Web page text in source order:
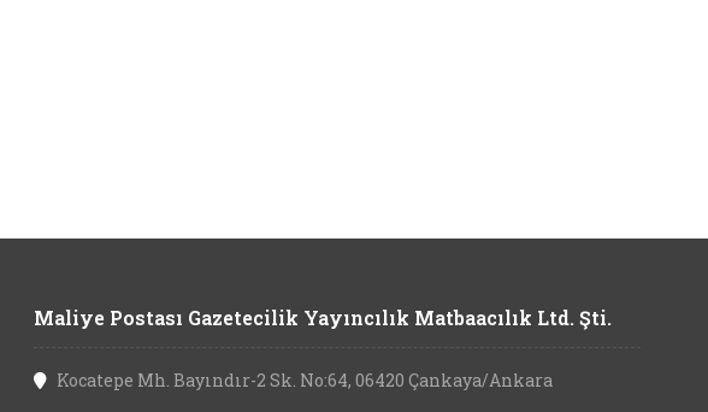
Maliye Postası Gazetecilik Yayıncılık Matbaacılık Ltd. Şti.
Kocatepe Mh. Bayındır-2 Sk. No:64, 06420 Çankaya/Ankara